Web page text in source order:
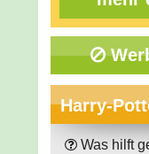
Harry-
Was hilft